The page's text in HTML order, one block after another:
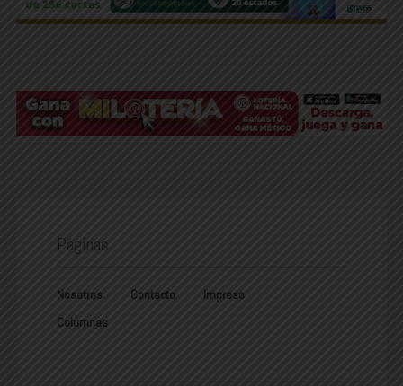
Páginas
Nosotros Contacto
Impreso
Columnas